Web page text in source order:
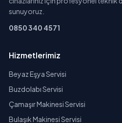
sunuyoruz.
0850 340 4571
Hizmetlerimiz
Beyaz Eşya Servisi
Buzdolabı Servisi
Çamaşır Makinesi Servisi
Bulaşık Makinesi Servisi